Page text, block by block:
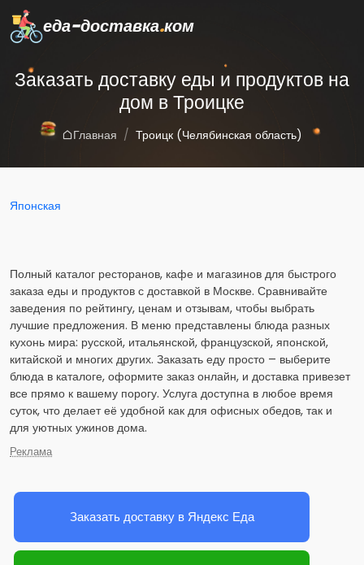
еда-доставка.ком
Заказать доставку еды и продуктов на
дом в Троицке
Главная Троицк (Челябинская область)
Японская
Полный каталог ресторанов, кафе и магазинов для быстрого
заказа еды и продуктов с доставкой в Москве. Сравнивайте
заведения по рейтингу, ценам и отзывам, чтобы выбрать
лучшие предложения. В меню представлены блюда разных
кухонь мира: русской, итальянской, французской, японской,
китайской и многих других. Заказать еду просто – выберите
блюда в каталоге, оформите заказ онлайн, и доставка привезет
все прямо к вашему порогу. Услуга доступна в любое время
суток, что делает её удобной как для офисных обедов, так и
для уютных ужинов дома.
Реклама
Заказать доставку в Яндекс Еда